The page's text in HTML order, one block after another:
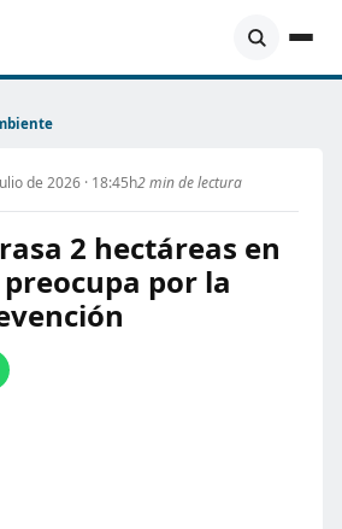
de 2026 · 18:45h2 min de lectura
2 hectáreas en
por la